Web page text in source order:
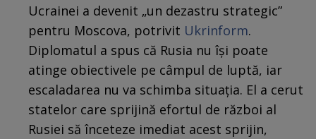
Ucrainei a devenit „un dezastru strategic”
pentru Moscova, potrivit Ukrinform.
Diplomatul a spus că Rusia nu își poate
atinge obiectivele pe câmpul de luptă, iar
escaladarea nu va schimba situația. El a cerut
statelor care sprijină efortul de război al
Rusiei să înceteze imediat acest sprijin,